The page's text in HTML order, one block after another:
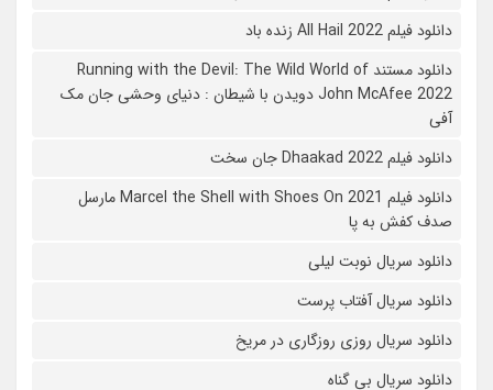
دانلود فیلم All Hail 2022 زنده باد
دانلود مستند Running with the Devil: The Wild World of
John McAfee 2022 دویدن با شیطان : دنیای وحشی جان مک
آفی
دانلود فیلم Dhaakad 2022 جان سخت
دانلود فیلم Marcel the Shell with Shoes On 2021 مارسل
صدف کفش به پا
دانلود سریال نوبت لیلی
دانلود سریال آفتاب پرست
دانلود سریال روزی روزگاری در مریخ
دانلود سریال بی گناه